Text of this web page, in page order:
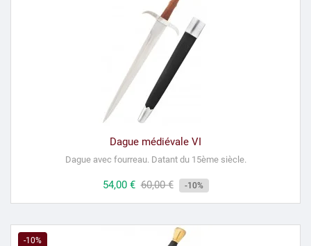
Dague médiévale VI
Dague avec fourreau. Datant du 15ème siècle.
Prix
54,00 € Prix
60,00 € -10%
-10%